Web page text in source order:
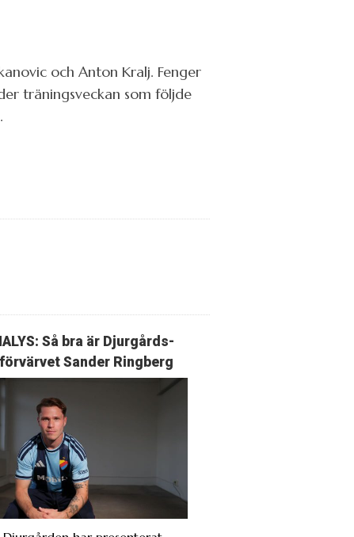
och Anton Kralj. Fenger
träningsveckan som följde
Så bra är Djurgårds-
Sander Ringberg